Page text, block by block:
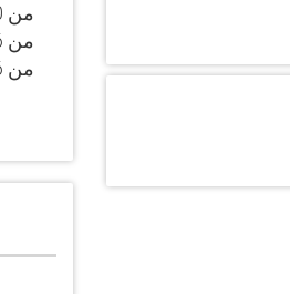
من 110 الى 225 : الباب الثانى : استراتيجية الرؤيا الشعرية عند إدونيس
من 226 الى 245 : قائمة المصادر والمراجع : حسب الترتيب الأبجدى.
من 246 الى 246 : المؤلف فى سطور